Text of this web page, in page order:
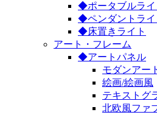
◆ポータブルライ
◆ペンダントライ
◆床置きライト
アート・フレーム
◆アートパネル
モダンアー
絵画/絵画風
テキストグ
北欧風ファ